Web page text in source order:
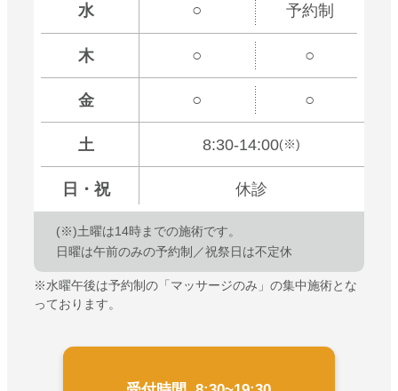
水 ○ 予約制
木 ○ ○
金 ○ ○
土 8:30-14:00(※)
日 ・祝 休診
(※)土曜は14時までの施術です。
日曜は午前のみの予約制／祝祭日は不定休
※水曜午後は予約制の「マッサージのみ」の集中施術とな
っております。